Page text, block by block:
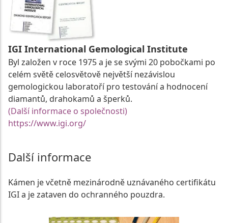
IGI International Gemological Institute
Byl založen v roce 1975 a je se svými 20 pobočkami po
celém světě celosvětově největší nezávislou
gemologickou laboratoří pro testování a hodnocení
diamantů, drahokamů a šperků.
(Další informace o společnosti)
https://www.igi.org/
Další informace
Kámen je včetně mezinárodně uznávaného certifikátu
IGI a je zataven do ochranného pouzdra.